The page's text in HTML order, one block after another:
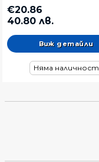
€20.86
40.80 лв.
Виж детайли
Няма наличност